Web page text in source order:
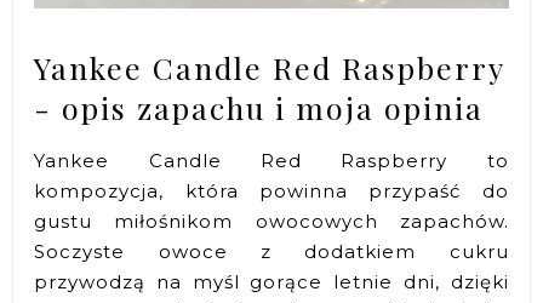
Yankee Candle Red Raspberry
- opis zapachu i moja opinia
Yankee Candle Red Raspberry to
kompozycja, która powinna przypaść do
gustu miłośnikom owocowych zapachów.
Soczyste owoce z dodatkiem cukru
przywodzą na myśl gorące letnie dni, dzięki